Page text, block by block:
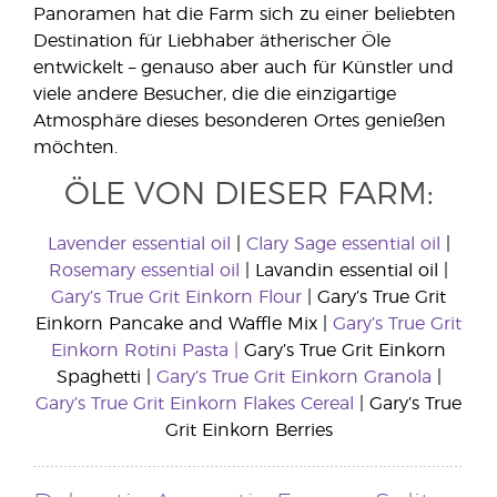
Panoramen hat die Farm sich zu einer beliebten
Destination für Liebhaber ätherischer Öle
entwickelt – genauso aber auch für Künstler und
viele andere Besucher, die die einzigartige
Atmosphäre dieses besonderen Ortes genießen
möchten.
ÖLE VON DIESER FARM:
Lavender essential oil Clary Sage essential oil
Rosemary essential oil
| Lavandin essential oil |
Gary’s True Grit Einkorn Flour | Gary’s True Grit
Einkorn Pancake and Waffle Mix | Gary’s True Grit
Einkorn Rotini Pasta |
Gary’s True Grit Einkorn
Spaghetti | Gary’s True Grit Einkorn Granola
Gary’s True Grit Einkorn Flakes Cereal
| Gary’s True
Grit Einkorn Berries